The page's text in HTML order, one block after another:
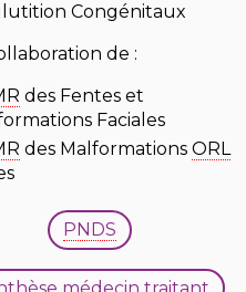
Congénitaux
de :
des Fentes et
Faciales
des Malformations ORL
PNDS
médecin traitant